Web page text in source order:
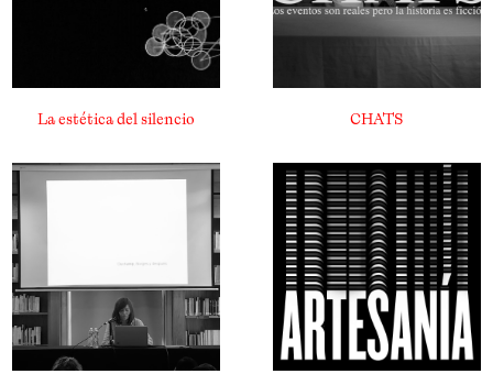
La estética del silencio CHATS